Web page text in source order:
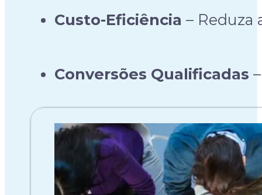
Custo-Eficiência –
Conversões Qualificadas